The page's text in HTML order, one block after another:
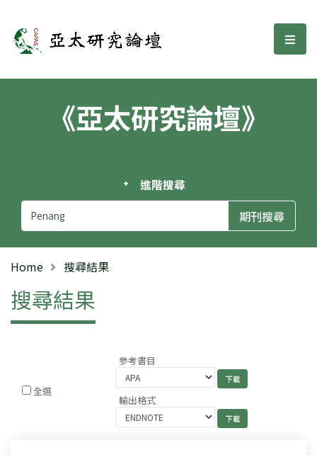
亞太研究論壇 選
《亞太研究論壇》
進階搜尋
Home 搜尋結果
搜尋結果
全選
參考書目
輸出格式